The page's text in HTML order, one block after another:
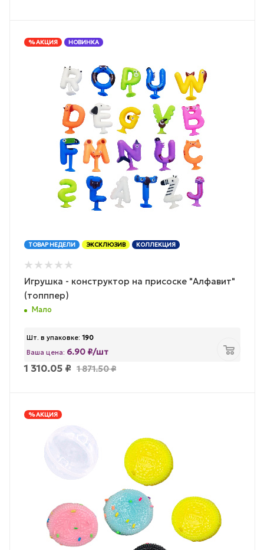
% АКЦИЯ НОВИНКА
ТОВАР НЕДЕЛИ ЭКСКЛЮЗИВ КОЛЛЕКЦИЯ
Игрушка - конструктор на присоске "Алфавит"
(топппер)
Мало
Шт. в упаковке: 190
Ваша цена: 6.90 ₽/шт
1 310.05 ₽ 1 871.50₽
% АКЦИЯ